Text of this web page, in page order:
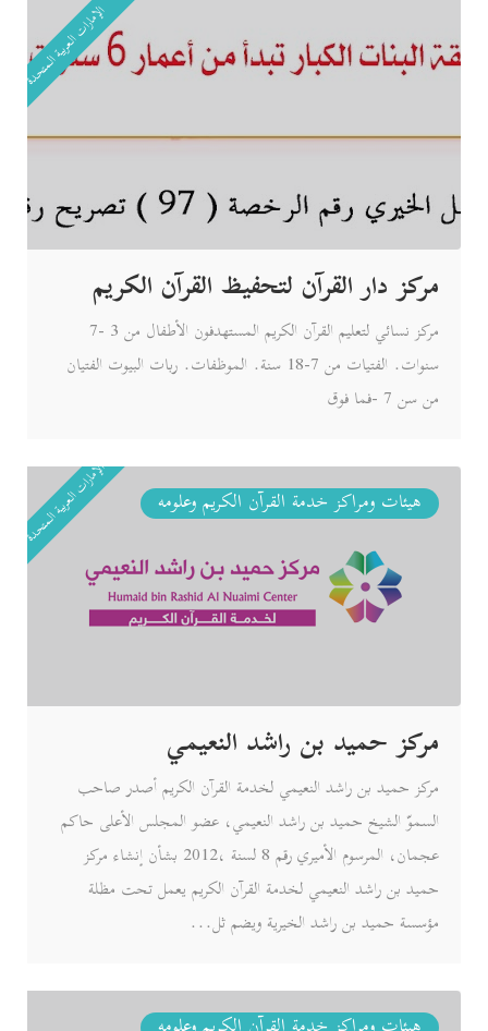
الإمارات العربية المتحدة
مركز دار القرآن لتحفيظ القرآن الكريم
مركز نسائي لتعليم القرآن الكريم المستهدفون الأطفال من 3 -7
سنوات. الفتيات من 7-18 سنة. الموظفات. ربات البيوت الفتيان
من سن 7 -فما فوق
هيئات ومراكز خدمة القرآن الكريم وعلومه الإمارات العربية المتحدة
مركز حميد بن راشد النعيمي
مركز حميد بن راشد النعيمي لخدمة القرآن الكريم أصدر صاحب
السموّ الشيخ حميد بن راشد النعيمي، عضو المجلس الأعلى حاكم
عجمان، المرسوم الأميري رقم 8 لسنة ،2012 بشأن إنشاء مركز
حميد بن راشد النعيمي لخدمة القرآن الكريم يعمل تحت مظلة
مؤسسة حميد بن راشد الخيرية ويضم ثل...